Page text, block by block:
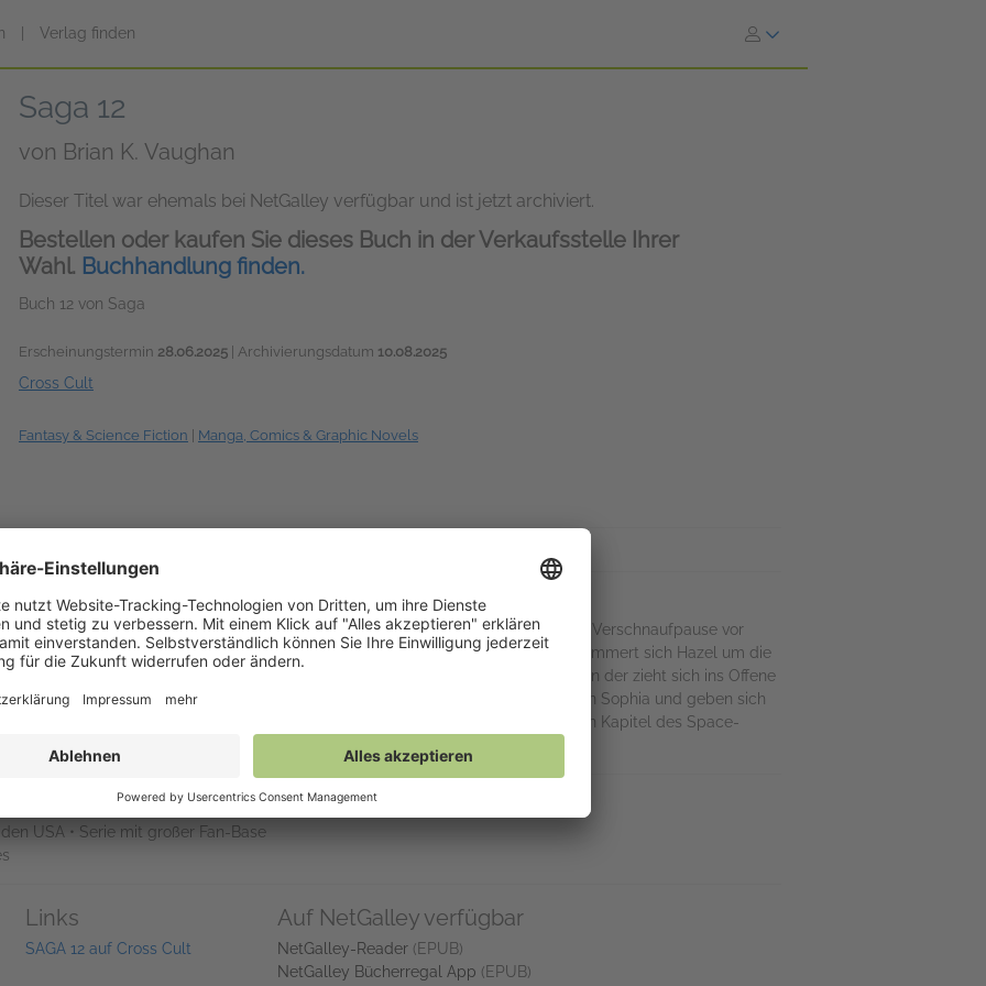
Verlag finden
Saga 12
von Brian K. Vaughan
Dieser Titel war ehemals bei NetGalley verfügbar und ist jetzt archiviert.
Bestellen oder kaufen Sie dieses Buch in der Verkaufsstelle Ihrer
Wahl. Buchhandlung finden.
Buch 12 von Saga
Erscheinungstermin 28.06.2025 | Archivierungsdatum 10.08.2025
Cross Cult
Fantasy & Science Fiction Manga, Comics & Graphic Novels
nutzen Sie dabei
Allianzen Die Zuflucht auf dem Zirkusboot bietet Alana, Hazel und Knappe eine Verschnaufpause vor
Kreuzfahrt: Alana hat alle Hände voll zu tun als Security an Bord. Unterdessen kümmert sich Hazel um die
neue Verbündete kennen. Der Trubel auf dem Schiff geht an Knappe vorbei, denn der zieht sich ins Offene
Abstammung. Auch Der Wille und Gwendolyn leiden unter dem Verlust von Sophia und geben sich
verharren, als das Roboterkönigreich eine neue Allianz schmiedet … Im neuesten Kapitel des Space-
Staples steht für unsere Helden alles auf dem Spiel.
USA • Serie mit großer Fan-Base
Links
SAGA 12 auf Cross Cult
Auf NetGalley verfügbar
NetGalley-Reader (EPUB)
NetGalley Bücherregal App (EPUB)